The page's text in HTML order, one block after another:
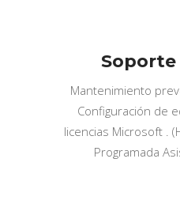
Soporte
Mantenimiento
Configuración de
licencias Microsoft .
Programada